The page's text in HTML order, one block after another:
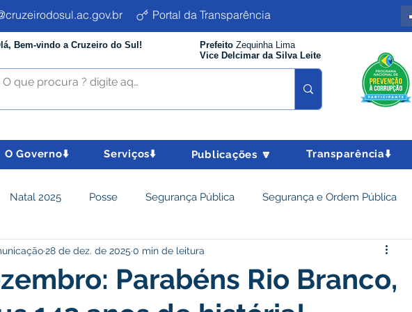
Portal da Transparência
Bem-vindo a Cruzeiro do Sul! Prefeito Zequinha Lima
Vice Delcimar da Silva Leite
O Governo⬇️ Serviços⬇️ Publicações 🔽 Transparência⬇️
Natal 2025 Posse Segurança Pública Segurança e Ordem Pública
Social e Cidadania Parcerias Desenvolvimento Econômico e Turismo
e turismo Tributos Departamento de Limpeza
Parabéns Rio Branco,
28 de dez. de 2025 0 min de leitura